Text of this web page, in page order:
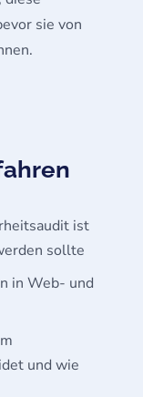
sie von
ist
sollte
in Web- und
und wie